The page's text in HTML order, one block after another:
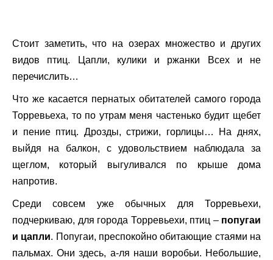
Стоит заметить, что на озерах множество и других
видов птиц. Цапли, кулики и ржанки Всех и не
перечислить…
Что же касается пернатых обитателей самого города
Торревьеха, то по утрам меня частенько будит щебет
и пение птиц. Дрозды, стрижи, горлицы… На днях,
выйдя на балкон, с удовольствием наблюдала за
щеглом, который выгуливался по крыше дома
напротив.
Среди совсем уже обычных для Торревьехи,
подчеркиваю, для города Торревьехи, птиц – попугаи
и цапли. Попугаи, преспокойно обитающие стаями на
пальмах. Они здесь, а-ля наши воробьи. Небольшие,